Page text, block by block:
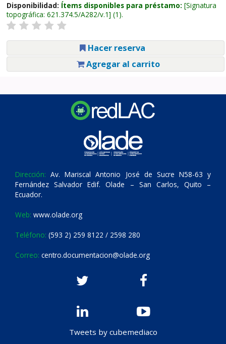
Disponibilidad: Ítems disponibles para préstamo: Signatura
topográfica: 621.374.5/A282/v.1 (1).
Hacer reserva
Agregar al carrito
Dirección: Av. Mariscal Antonio José de Sucre N58-63 y
Fernández Salvador Edif. Olade – San Carlos, Quito –
Ecuador.
Web: www.olade.org
Teléfono: (593 2) 259 8122 / 2598 280
Correo: centro.documentacion@olade.org
Tweets by cubemediaco